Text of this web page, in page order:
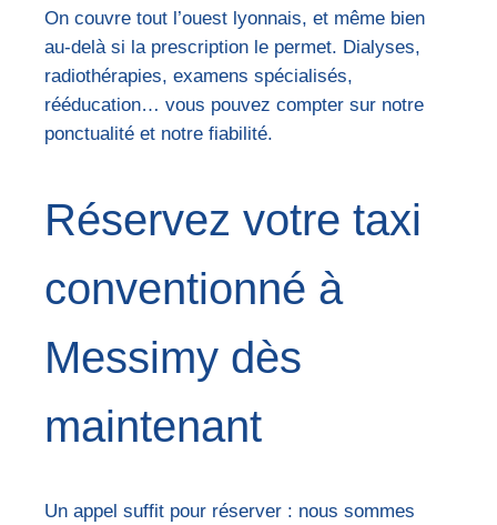
On couvre tout l’ouest lyonnais, et même bien
au-delà si la prescription le permet. Dialyses,
radiothérapies, examens spécialisés,
rééducation… vous pouvez compter sur notre
ponctualité et notre fiabilité.
Réservez votre taxi
conventionné à
Messimy dès
maintenant
Un appel suffit pour réserver : nous sommes